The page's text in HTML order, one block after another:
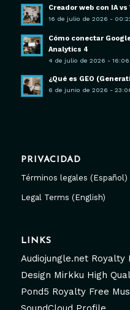
Creador web con IA
16 de julio de 2026 -
Cómo conectar
Analytics 4
4 de julio de 2026 - 16:06
¿Qué es GEO
6 de junio de 2026 -
PRIVACIDAD
Términos legales (Español)
Legal Terms (English)
LINKS
Audiojungle.net Royalty
Design Mirkku High
Pond5 Royalty Free